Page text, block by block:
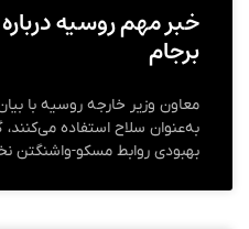
خبر مهم روسیه
برجام
معاون وزیر خارجه روسیه با بیان
به‌عنوان سلاح استفاده
بهبودی روابط مسکو-واشنگتن